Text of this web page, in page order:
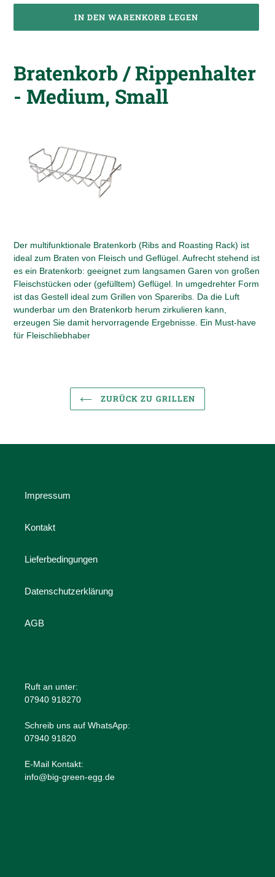
IN DEN WARENKORB LEGEN
zum
hinzugefügt
Bratenkorb / Rippenhalter
- Medium, Small
Der multifunktionale Bratenkorb (Ribs and Roasting Rack) ist
ideal zum Braten von Fleisch und Geflügel. Aufrecht stehend ist
es ein Bratenkorb: geeignet zum langsamen Garen von großen
Fleischstücken oder (gefülltem) Geflügel. In umgedrehter Form
ist das Gestell ideal zum Grillen von Spareribs. Da die Luft
wunderbar um den Bratenkorb herum zirkulieren kann,
erzeugen Sie damit hervorragende Ergebnisse. Ein Must-have
für Fleischliebhaber
ZURÜCK ZU GRILLEN
Impressum
Kontakt
Lieferbedingungen
Datenschutzerklärung
AGB
Ruft an unter:
07940 918270
Schreib uns auf WhatsApp:
07940 91820
E-Mail Kontakt:
info@big-green-egg.de